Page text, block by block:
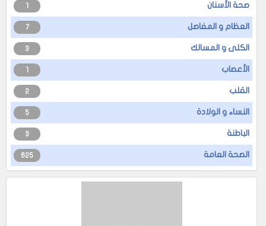
صحة الأسنان 1
العظام و المفاصل 7
الكلى و المسالك 3
الأعصاب 1
القلب 2
النساء و الولادة 5
الباطنة 3
الصحة العامة 625